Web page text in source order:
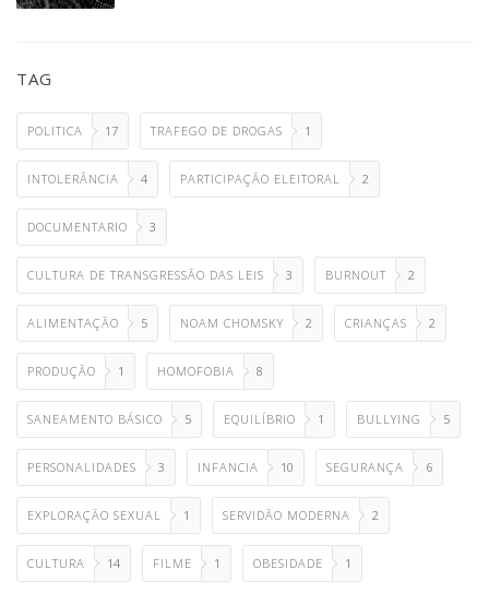
TAG
POLITICA 17 TRAFEGO DE DROGAS 1
INTOLERÂNCIA 4 PARTICIPAÇÃO ELEITORAL 2
DOCUMENTARIO 3
CULTURA DE TRANSGRESSÃO DAS LEIS 3 BURNOUT 2
ALIMENTAÇÃO 5 NOAM CHOMSKY 2 CRIANÇAS 2
PRODUÇÃO 1 HOMOFOBIA 8
SANEAMENTO BÁSICO 5 EQUILÍBRIO 1 BULLYING 5
PERSONALIDADES 3 INFANCIA 10 SEGURANÇA 6
EXPLORAÇÃO SEXUAL 1 SERVIDÃO MODERNA 2
CULTURA 14 FILME 1 OBESIDADE 1